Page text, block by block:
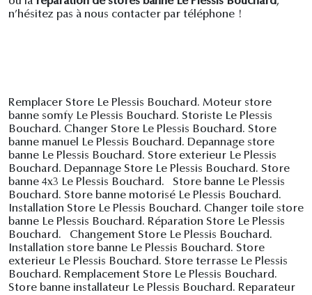
n’hésitez pas à nous contacter par téléphone !
Remplacer Store Le Plessis Bouchard. Moteur store
banne somfy Le Plessis Bouchard. Storiste Le Plessis
Bouchard. Changer Store Le Plessis Bouchard. Store
banne manuel Le Plessis Bouchard. Depannage store
banne Le Plessis Bouchard. Store exterieur Le Plessis
Bouchard. Depannage Store Le Plessis Bouchard. Store
banne 4x3 Le Plessis Bouchard. Store banne Le Plessis
Bouchard. Store banne motorisé Le Plessis Bouchard.
Installation Store Le Plessis Bouchard. Changer toile store
banne Le Plessis Bouchard. Réparation Store Le Plessis
Bouchard. Changement Store Le Plessis Bouchard.
Installation store banne Le Plessis Bouchard. Store
exterieur Le Plessis Bouchard. Store terrasse Le Plessis
Bouchard. Remplacement Store Le Plessis Bouchard.
Store banne installateur Le Plessis Bouchard. Reparateur